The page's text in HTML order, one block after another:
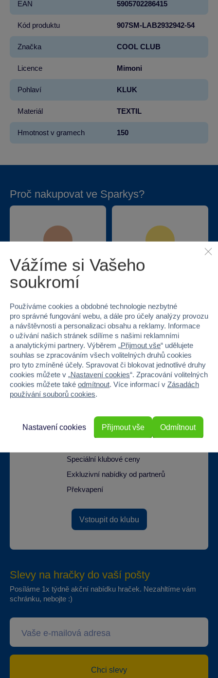
EAN 5905702286415
Kód produktu 907SM-LAB2932942-54
Značka COOL CLUB
Licence Mimoni
Pohlaví KLUK
Materiál TEXTIL
Hmotnost v gramech 150
Proč nakupovat ve Sparkys?
Nejširší sortiment na
40 kamenných
Doprava zdarma při
odběru na prodejnách
22 220 výdejních míst
Speciální klubové ceny
Exkluzivní nabídky od partnerů
Překvapení
Vstoupit do klubu
Slevy na hračky do vaší pošty
Posíláme 1x týdně akční nabídku hraček. Nezahltíme vám
schránku, nebojte :)
Chci slevy
Vážíme si Vašeho
soukromí
Používáme cookies a obdobné technologie nezbytné
pro správné fungování webu, a dále pro účely analýzy provozu
a návštěvnosti a personalizaci obsahu a reklamy. Informace
o užívání našich stránek sdílíme s našimi reklamními
a analytickými partnery. Výběrem „Přijmout vše“ udělujete
souhlas se zpracováním všech volitelných druhů cookies
pro tyto zmíněné účely. Spravovat či blokovat jednotlivé druhy
cookies můžete v „Nastavení cookies“. Zpracování volitelných
cookies můžete také odmítnout. Více informací v Zásadách
používání souborů cookies.
Odmítnout
Nastavení cookies Přijmout vše